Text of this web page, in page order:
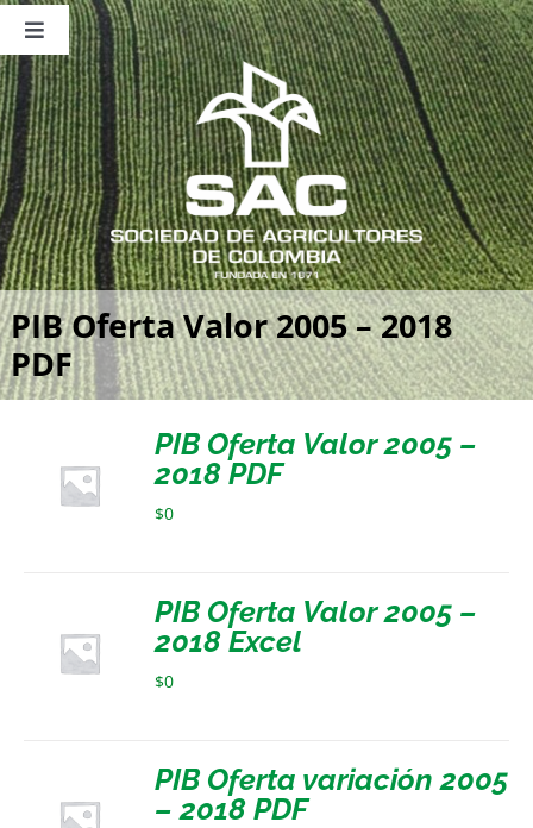
Saltar
contenido
Toggle
Navigation
Nosotros
Publicaciones
Sala de Prensa
Eventos
PIB Oferta Valor 2005 – 2018
PDF
PIB Oferta Valor 2005 –
2018 PDF
$0
PIB Oferta Valor 2005 –
2018 Excel
$0
PIB Oferta variación 2005
– 2018 PDF